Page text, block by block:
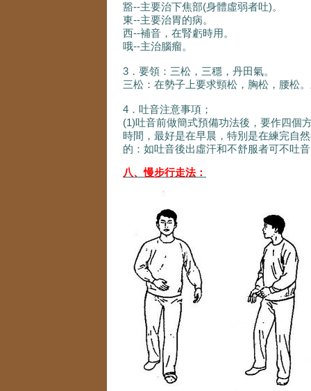
豁--主要治下焦部(身體虛弱者吐)。
東--主要治胃的病。
西--補音，在腎虧時用。
哦--主治腦瘤。
3．要領：三松，三穩，丹田氣。
三松：在勢子上要求頸松，胸松，腰松
4．吐音注意事項；
(1)吐音前做簡式預備功法後，要作四個
時間，最好是在早晨，特別是在練完自
的：如吐音後出虛汗和不舒服者可不吐
八、慢步行走法：